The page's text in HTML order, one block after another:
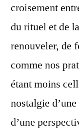
croisement
du rituel et de
renouveler, de
comme nos
étant moins
nostalgie
d’une